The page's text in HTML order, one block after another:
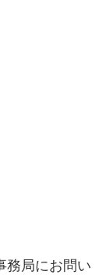
務局にお問い